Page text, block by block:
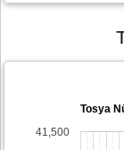
Tosya
41,500